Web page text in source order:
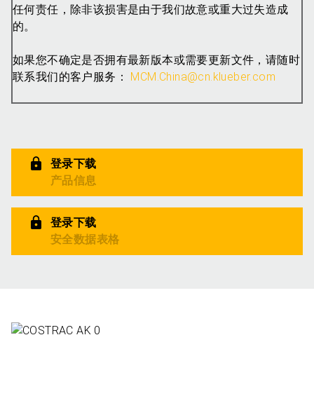
任何责任，除非该损害是由于我们故意或重大过失造成
的。
如果您不确定是否拥有最新版本或需要更新文件，请随时
联系我们的客户服务： MCM.China@cn.klueber.com
登录下载
产品信息
登录下载
安全数据表格